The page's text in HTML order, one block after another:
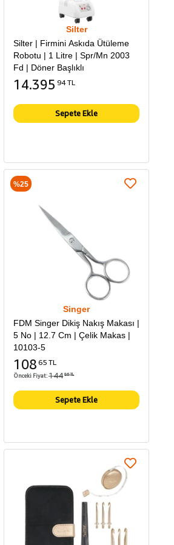
Silter
Silter | Firmini Askıda Ütüleme
Robotu | 1 Litre | Spr/Mn 2003
Fd | Döner Başlıklı
14.395 94 TL
Sepete Ekle
Singer
FDM Singer Dikiş Nakış Makası |
5 No | 12.7 Cm | Çelik Makas |
10103-5
108 65 TL
Önceki Fiyat:144 86 TL
Sepete Ekle
%25